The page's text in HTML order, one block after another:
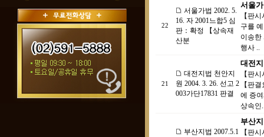
22
서울가법 2002. 5.
16. 자 2001느합5 심
판：확정 【상속재
산분
서울
【판
구를
이송한
행사 ..
21
대전지법 천안지
원 2004. 3. 26. 선고 2
003가단17831 판결
대전
【판
【판
에 증
상속인
부산지법 2007.5.1
부산
【판